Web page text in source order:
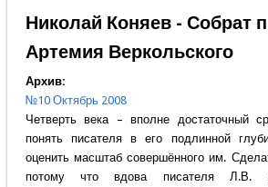
Николай Коняев - Собрат
Артемия Веркольского
Архив:
№10 Октябрь 2008
Четверть века – вполне достаточный
понять писателя в его подлинной
оценить масштаб совершённого им.
потому что вдова писателя Л.В.